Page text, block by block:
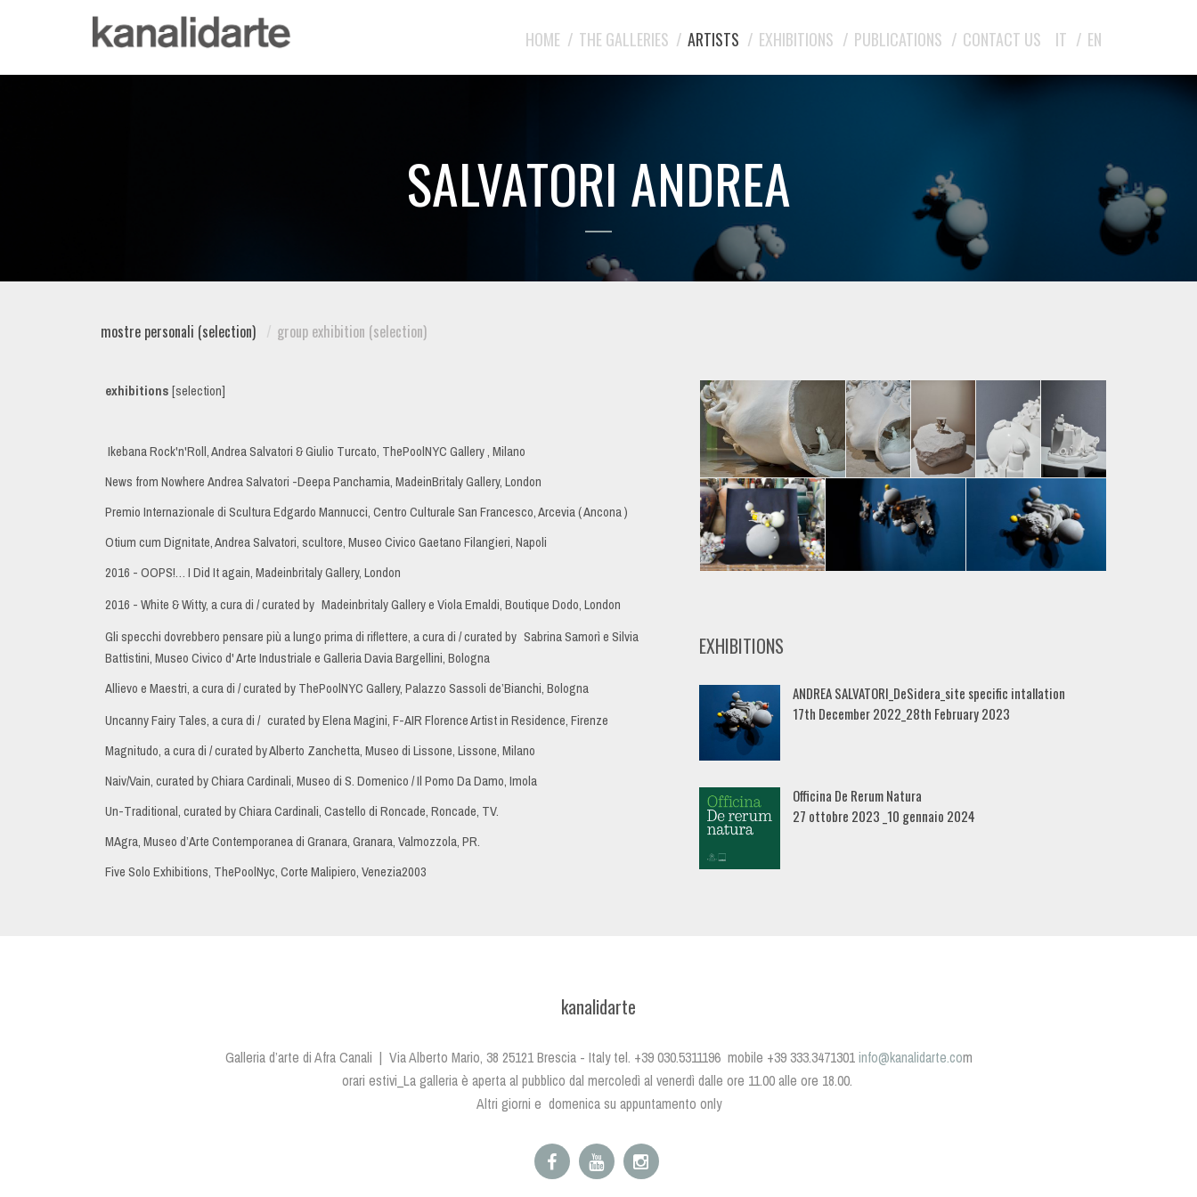
IT EN
HOME THE GALLERIES ARTISTS EXHIBITIONS PUBLICATIONS CONTACT US
SALVATORI ANDREA
mostre personali (selection) group exhibition (selection)
exhibitions[selection]
Ikebana Rock'n'Roll, Andrea Salvatori & Giulio Turcato, ThePoolNYC Gallery , Milano
News from Nowhere Andrea Salvatori -Deepa Panchamia, MadeinBritaly Gallery, London
Premio Internazionale di Scultura Edgardo Mannucci, Centro Culturale San Francesco, Arcevia ( Ancona )
Otium cum Dignitate, Andrea Salvatori, scultore, Museo Civico Gaetano Filangieri, Napoli
2016 - OOPS!… I Did It again, Madeinbritaly Gallery, London
2016 - White & Witty, a cura di / curated by Madeinbritaly Gallery e Viola Emaldi, Boutique Dodo, London
Gli specchi dovrebbero pensare più a lungo prima di riflettere, a cura di / curated by Sabrina Samorì e Silvia
Battistini, Museo Civico d' Arte Industriale e Galleria Davia Bargellini, Bologna
Allievo e Maestri, a cura di / curated by ThePoolNYC Gallery, Palazzo Sassoli de’Bianchi, Bologna
Uncanny Fairy Tales, a cura di / curated by Elena Magini, F-AIR Florence Artist in Residence, Firenze
Magnitudo, a cura di / curated by Alberto Zanchetta, Museo di Lissone, Lissone, Milano
Naiv/Vain, curated by Chiara Cardinali, Museo di S. Domenico / Il Pomo Da Damo, Imola
Un-Traditional, curated by Chiara Cardinali, Castello di Roncade, Roncade, TV.
MAgra, Museo d’Arte Contemporanea di Granara, Granara, Valmozzola, PR.
Five Solo Exhibitions, ThePoolNyc, Corte Malipiero, Venezia2003
EXHIBITIONS
ANDREA SALVATORI_DeSidera_site specific intallation
17th December 2022_28th February 2023
Officina De Rerum Natura
27 ottobre 2023 _10 gennaio 2024
kanalidarte
Galleria d’arte di Afra Canali | Via Alberto Mario, 38 25121 Brescia - Italy tel. +39 030.5311196 mobile +39 333.3471301info@kanalidarte.com
orari estivi_La galleria è aperta al pubblico dal mercoledì al venerdì dalle ore 11.00 alle ore 18.00.
Altri giorni e domenica su appuntamento only